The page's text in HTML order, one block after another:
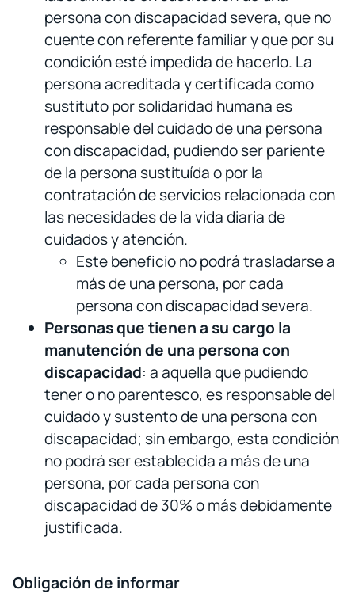
persona con discapacidad severa, que no
cuente con referente familiar y que por su
condición esté impedida de hacerlo. La
persona acreditada y certificada como
sustituto por solidaridad humana es
responsable del cuidado de una persona
con discapacidad, pudiendo ser pariente
de la persona sustituída o por la
contratación de servicios relacionada con
las necesidades de la vida diaria de
cuidados y atención.
Este beneficio no podrá trasladarse a
más de una persona, por cada
persona con discapacidad severa.
Personas que tienen a su cargo la
manutención de una persona con
discapacidad: a aquella que pudiendo
tener o no parentesco, es responsable del
cuidado y sustento de una persona con
discapacidad; sin embargo, esta condición
no podrá ser establecida a más de una
persona, por cada persona con
discapacidad de 30% o más debidamente
justificada.
Obligación de informar